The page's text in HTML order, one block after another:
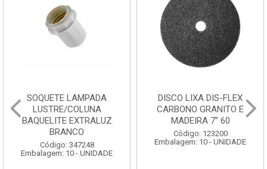
SOQUETE LAMPADA
LUSTRE/COLUNA
BAQUELITE EXTRALUZ
BRANCO
Código: 347248
Embalagem: 10 - UNIDADE
DISCO LIXA DIS-FLEX
CARBONO GRANITO E
MADEIRA 7” 60
Código: 123200
Embalagem: 10 - UNIDADE